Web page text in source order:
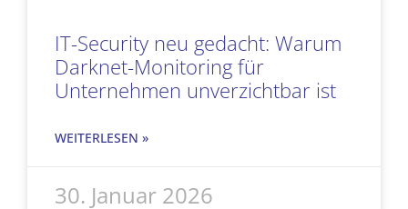
IT-Security neu gedacht: Warum
Darknet-Monitoring für
Unternehmen unverzichtbar ist
WEITERLESEN »
30. Januar 2026